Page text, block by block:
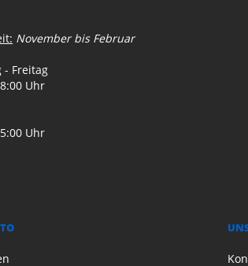
November bis Februar
- Freitag
Uhr
Uhr